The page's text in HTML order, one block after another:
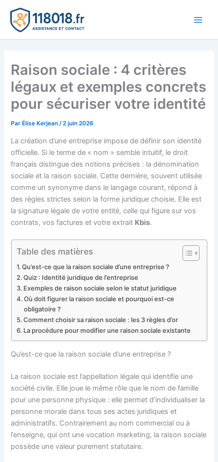
contenu
Raison sociale : 4 critères
légaux et exemples concrets
pour sécuriser votre identité
Par Élise Kerjean/2 juin 2026
La création d’une entreprise impose de définir son identité
officielle. Si le terme de « nom » semble intuitif, le droit
français distingue des notions précises : la dénomination
sociale et la raison sociale. Cette dernière, souvent utilisée
comme un synonyme dans le langage courant, répond à
des règles strictes selon la forme juridique choisie. Elle est
la signature légale de votre entité, celle qui figure sur vos
contrats, vos factures et votre extrait Kbis.
Table des matières
Qu’est-ce que la raison sociale d’une entreprise ?
Quiz : Identité juridique de l’entreprise
Exemples de raison sociale selon le statut juridique
Où doit figurer la raison sociale et pourquoi est-ce
obligatoire ?
Comment choisir sa raison sociale : les 3 règles d’or
La procédure pour modifier une raison sociale existante
Qu’est-ce que la raison sociale d’une entreprise ?
La raison sociale est l’appellation légale qui identifie une
société civile. Elle joue le même rôle que le nom de famille
pour une personne physique : elle permet d’individualiser la
personne morale dans tous ses actes juridiques et
administratifs. Contrairement au nom commercial ou à
l’enseigne, qui ont une vocation marketing, la raison sociale
possède une valeur purement statutaire.